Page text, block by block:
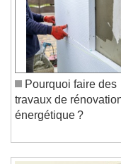
Video Player is
Play Video
Skip
Unmute
Current Time
/
Duration
Stream Type
Seek to live,
Pourquoi faire des
travaux de rénovation